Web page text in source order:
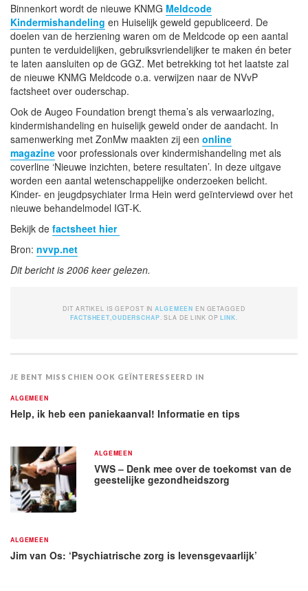
Binnenkort wordt de nieuwe KNMG Meldcode
Kindermishandeling en Huiselijk geweld gepubliceerd. De
doelen van de herziening waren om de Meldcode op een aantal
punten te verduidelijken, gebruiksvriendelijker te maken én beter
te laten aansluiten op de GGZ. Met betrekking tot het laatste zal
de nieuwe KNMG Meldcode o.a. verwijzen naar de NVvP
factsheet over ouderschap.
Ook de Augeo Foundation brengt thema’s als verwaarlozing,
kindermishandeling en huiselijk geweld onder de aandacht. In
samenwerking met ZonMw maakten zij een online
magazine voor professionals over kindermishandeling met als
coverline ‘Nieuwe inzichten, betere resultaten’. In deze uitgave
worden een aantal wetenschappelijke onderzoeken belicht.
Kinder- en jeugdpsychiater Irma Hein werd geïnterviewd over het
nieuwe behandelmodel IGT-K.
Bekijk de factsheet hier
Bron: nvvp.net
Dit bericht is 2006 keer gelezen.
DIT ARTIKEL IS GEPOST INALGEMEEN EN GETAGGED
FACTSHEET OUDERSCHAP . SLA DE LINK OPLINK
JE BENT MISSCHIEN OOK GEÏNTERESSEERD IN
ALGEMEEN
Help, ik heb een paniekaanval! Informatie en tips
ALGEMEEN
VWS – Denk mee over de toekomst van de
geestelijke gezondheidszorg
ALGEMEEN
Jim van Os: ‘Psychiatrische zorg is levensgevaarlijk’